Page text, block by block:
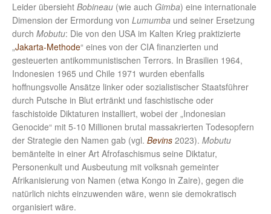
Leider übersieht Bobineau (wie auch Gimba) eine internationale
Dimension der Ermordung von Lumumba und seiner Ersetzung
durch Mobutu: Die von den USA im Kalten Krieg praktizierte
„Jakarta-Methode“ eines von der CIA finanzierten und
gesteuerten antikommunistischen Terrors. In Brasilien 1964,
Indonesien 1965 und Chile 1971 wurden ebenfalls
hoffnungsvolle Ansätze linker oder sozialistischer Staatsführer
durch Putsche in Blut ertränkt und faschistische oder
faschistoide Diktaturen installiert, wobei der „Indonesian
Genocide“ mit 5-10 Millionen brutal massakrierten Todesopfern
der Strategie den Namen gab (vgl. Bevins 2023). Mobutu
bemäntelte in einer Art Afrofaschismus seine Diktatur,
Personenkult und Ausbeutung mit volksnah gemeinter
Afrikanisierung von Namen (etwa Kongo in Zaire), gegen die
natürlich nichts einzuwenden wäre, wenn sie demokratisch
organisiert wäre.